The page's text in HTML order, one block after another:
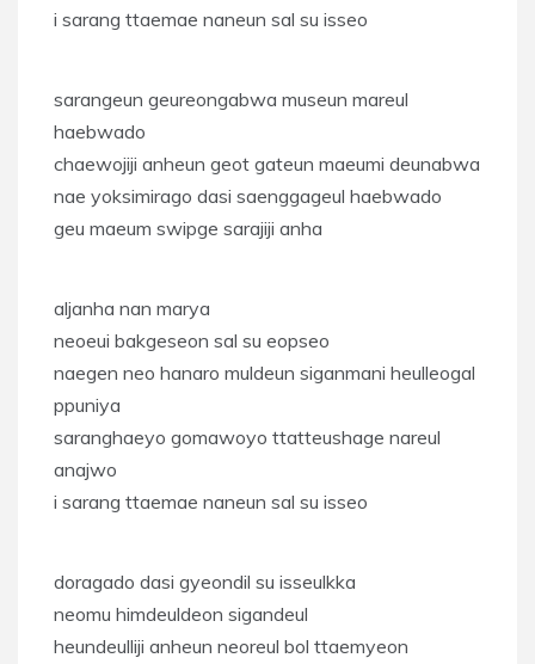
i sarang ttaemae naneun sal su isseo
sarangeun geureongabwa museun mareul
haebwado
chaewojiji anheun geot gateun maeumi deunabwa
nae yoksimirago dasi saenggageul haebwado
geu maeum swipge sarajiji anha
aljanha nan marya
neoeui bakgeseon sal su eopseo
naegen neo hanaro muldeun siganmani heulleogal
ppuniya
saranghaeyo gomawoyo ttatteushage nareul
anajwo
i sarang ttaemae naneun sal su isseo
doragado dasi gyeondil su isseulkka
neomu himdeuldeon sigandeul
heundeulliji anheun neoreul bol ttaemyeon